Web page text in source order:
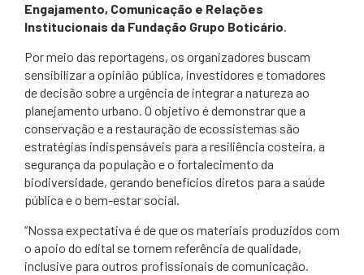
Engajamento, Comunicação e Relações
Institucionais da Fundação Grupo Boticário.
Por meio das reportagens, os organizadores buscam
sensibilizar a opinião pública, investidores e tomadores
de decisão sobre a urgência de integrar a natureza ao
planejamento urbano. O objetivo é demonstrar que a
conservação e a restauração de ecossistemas são
estratégias indispensáveis para a resiliência costeira, a
segurança da população e o fortalecimento da
biodiversidade, gerando benefícios diretos para a saúde
pública e o bem-estar social.
“Nossa expectativa é de que os materiais produzidos com
o apoio do edital se tornem referência de qualidade,
inclusive para outros profissionais de comunicação.